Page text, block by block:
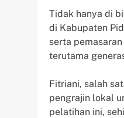
Tidak hanya di
di Kabupaten
serta
terutama
Fitriani, salah
pengrajin lokal
pelatihan ini,